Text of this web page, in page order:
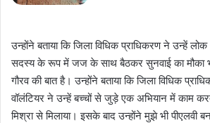
उन्होंने बताया कि जिला विधिक प्राधिकरण ने उन्हें
सदस्य के रूप में जज के साथ बैठकर सुनवाई का मौका
गौरव की बात है। उन्होंने बताया कि जिला विधिक
वॉलंटियर ने उन्हें बच्चों से जुड़े एक अभियान में काम
मिश्रा से मिलाया। इसके बाद उन्होंने मुझे भी पीएलवी